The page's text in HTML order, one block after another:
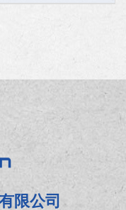
限公司